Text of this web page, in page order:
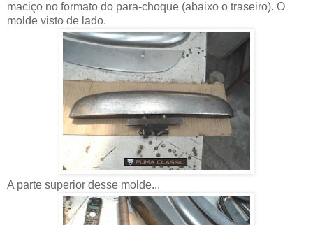
maciço no formato do para-choque (abaixo o traseiro). O
molde visto de lado.
A parte superior desse molde...